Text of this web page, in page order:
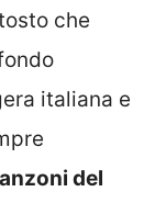
che
italiana e
del